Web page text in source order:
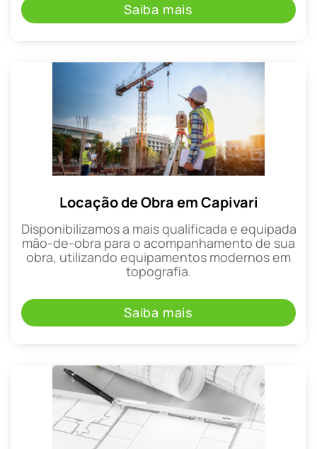
Saiba mais
Locação de Obra em Capivari
Disponibilizamos a mais qualificada e equipada
mão-de-obra para o acompanhamento de sua
obra, utilizando equipamentos modernos em
topografia.
Saiba mais